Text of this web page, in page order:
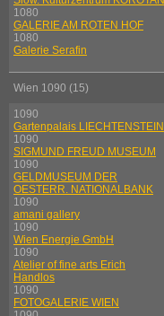
1080
GALERIE AM ROTEN HOF
1080
Galerie Serafin
Wien 1090 (15)
1090
Gartenpalais LIECHTENSTEIN
1090
SIGMUND FREUD MUSEUM
1090
GELDMUSEUM DER
OESTERR. NATIONALBANK
1090
amani gallery
1090
Wien Energie GmbH
1090
Atelier of fine arts Erich
Handlos
1090
FOTOGALERIE WIEN